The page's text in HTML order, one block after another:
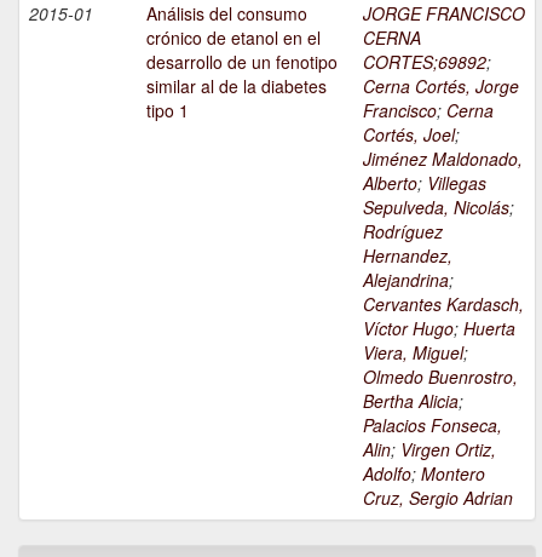
2015-01
Análisis del consumo
crónico de etanol en el
desarrollo de un fenotipo
similar al de la diabetes
tipo 1
JORGE FRANCISCO
CERNA
CORTES;69892;
Cerna Cortés, Jorge
Francisco; Cerna
Cortés, Joel;
Jiménez Maldonado,
Alberto; Villegas
Sepulveda, Nicolás;
Rodríguez
Hernandez,
Alejandrina;
Cervantes Kardasch,
Víctor Hugo; Huerta
Viera, Miguel;
Olmedo Buenrostro,
Bertha Alicia;
Palacios Fonseca,
Alin; Virgen Ortiz,
Adolfo; Montero
Cruz, Sergio Adrian